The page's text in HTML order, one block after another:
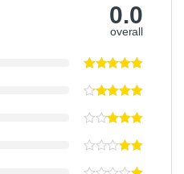
0.0
overall